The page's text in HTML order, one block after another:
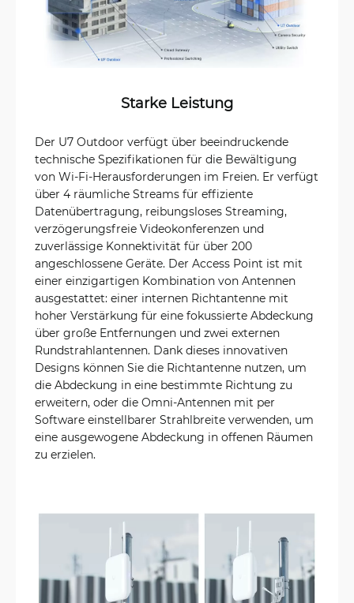
Starke Leistung
Der U7 Outdoor verfügt über beeindruckende
technische Spezifikationen für die Bewältigung
von Wi-Fi-Herausforderungen im Freien. Er verfügt
über 4 räumliche Streams für effiziente
Datenübertragung, reibungsloses Streaming,
verzögerungsfreie Videokonferenzen und
zuverlässige Konnektivität für über 200
angeschlossene Geräte. Der Access Point ist mit
einer einzigartigen Kombination von Antennen
ausgestattet: einer internen Richtantenne mit
hoher Verstärkung für eine fokussierte Abdeckung
über große Entfernungen und zwei externen
Rundstrahlantennen. Dank dieses innovativen
Designs können Sie die Richtantenne nutzen, um
die Abdeckung in eine bestimmte Richtung zu
erweitern, oder die Omni-Antennen mit per
Software einstellbarer Strahlbreite verwenden, um
eine ausgewogene Abdeckung in offenen Räumen
zu erzielen.